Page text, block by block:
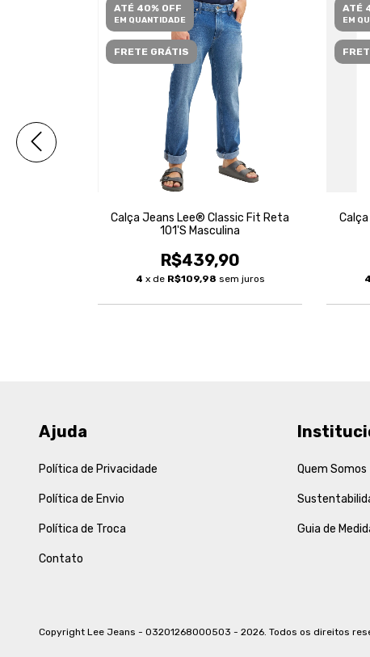
ATÉ 40% OFF
EM QUANTIDADE
FRETE GRÁTIS
Calça Jeans Lee® Classic Fit Reta
101'S Masculina
R$439,90
4 x de R$109,98 sem juros
ATÉ
EM
4
Ajuda
Política de Privacidade
Política de Envio
Política de Troca
Contato
Quem Somos
Guia de
Copyright Lee Jeans - 03201268000503 - 2026. Todos os direitos